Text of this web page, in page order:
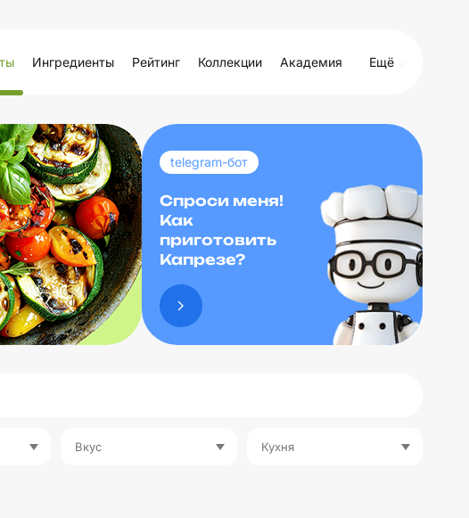
Ингредиенты Рейтинг Коллекции Академия Ещё
telegram-бот
Спроси меня!
Как
приготовить
Капрезе?
Вкус Кухня